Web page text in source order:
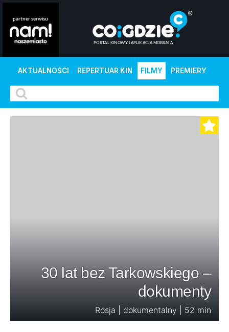
AKTUALNOŚCI REPERTUAR KIN FILMY PREMIERY
30 lat bez Tarkowskiego –
dokumenty
Rosja | dokumentalny | 52 min